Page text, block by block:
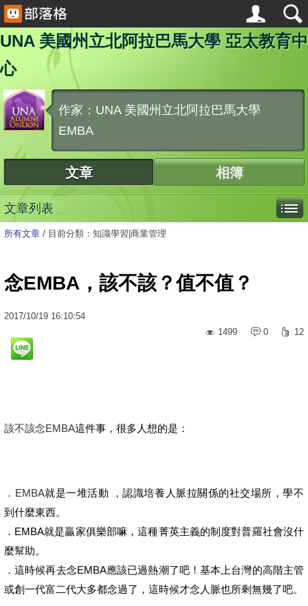
UNA 美國州立北阿拉巴馬大學 亞太教育中
心
作家：UNA 美國州立北阿拉巴馬大學
EMBA
文章 相簿
文章列表
所有文章 / 目前分類：知識學習|商業管理
念EMBA，該不該？值不值？
2017/10/19 16:10:54
1499
0 12
該不該念EMBA這件事，很多人想的是：
．EMBA就是一堆活動 ，認識培養人脈拉關係的社交場所，學不
到什麼東西。
．EMBA就是贏家俱樂部嘛，這種菁英主義的制度對普羅社會沒什
麼幫助。
．這時候再去念EMBA應該已過熱潮了吧！基本上台灣的高階主管
或創一代富二代大多都念過了，這時候才念人脈也所剩無幾了吧。